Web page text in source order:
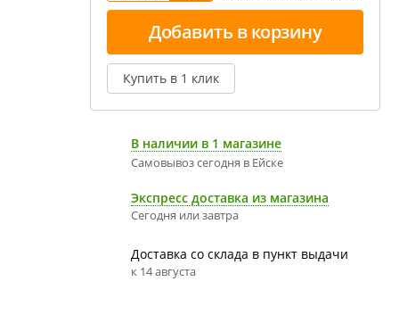
алкоголя в пивеДобавить в корзину
Купить в 1 клик
В наличии в 1 магазине
Самовывоз сегодня в Ейскe
Экспресс доставка из магазина
Сегодня или завтра
Доставка со склада в пункт выдачи
к 14 августа